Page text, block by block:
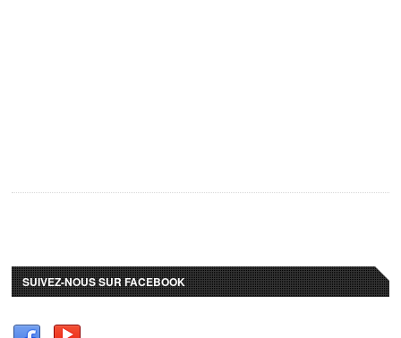
SUIVEZ-NOUS SUR FACEBOOK